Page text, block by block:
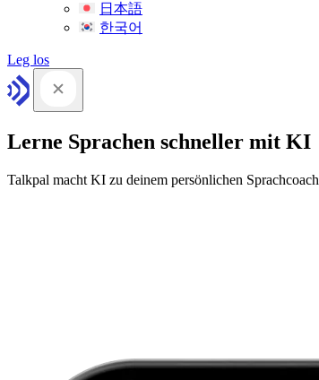
日本語
한국어
Leg los
Lerne Sprachen schneller mit KI
Talkpal macht KI zu deinem persönlichen Sprachcoach